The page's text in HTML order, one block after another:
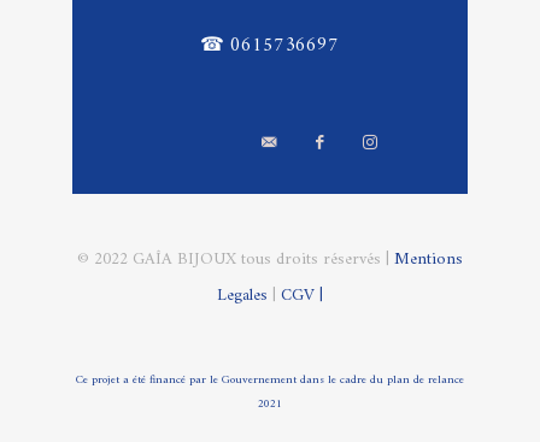
☎ 0615736697
© 2022 GAÎA BIJOUX tous droits réservés | Mentions
Legales | CGV |
Ce projet a été financé par le Gouvernement dans le cadre du plan de relance
2021